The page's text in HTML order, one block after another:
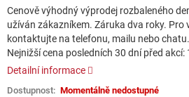
Momentálně nedostupné
Cenově výhodný výprodej rozbaleného
užíván zákazníkem. Záruka dva roky. Pro
kontaktujte na telefonu, mailu nebo chatu.
Nejnižší cena posledních 30 dní před akcí:
Detailní informace